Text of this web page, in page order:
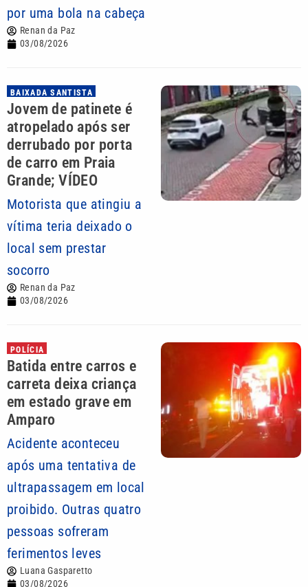
por uma bola na cabeça
Renan da Paz
03/08/2026
BAIXADA SANTISTA
Jovem de patinete é
atropelado após ser
derrubado por porta
de carro em Praia
Grande; VÍDEO
Motorista que atingiu a
vítima teria deixado o
local sem prestar
socorro
Renan da Paz
03/08/2026
POLÍCIA
Batida entre carros e
carreta deixa criança
em estado grave em
Amparo
Acidente aconteceu
após uma tentativa de
ultrapassagem em local
proibido. Outras quatro
pessoas sofreram
ferimentos leves
Luana Gasparetto
03/08/2026